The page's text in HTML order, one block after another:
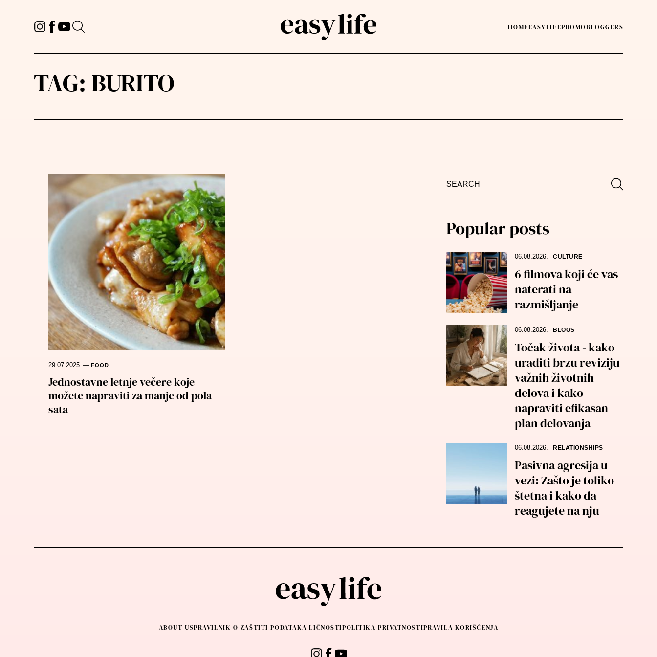
HOMEEASYLIFEPROMOBLOGGERS
TAG: BURITO
29.07.2025. — FOOD
Jednostavne letnje večere koje
možete napraviti za manje od pola
sata
Search
Search
Popular posts
06.08.2026.-CULTURE
6 filmova koji će vas
naterati na
razmišljanje
06.08.2026.-BLOGS
Točak života - kako
uraditi brzu reviziju
važnih životnih
delova i kako
napraviti efikasan
plan delovanja
06.08.2026.-RELATIONSHIPS
Pasivna agresija u
vezi: Zašto je toliko
štetna i kako da
reagujete na nju
ABOUT USPRAVILNIK O ZAŠTITI PODATAKA LIČNOSTIPOLITIKA PRIVATNOSTIPRAVILA KORIŠĆENJA